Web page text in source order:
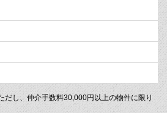
し、仲介手数料30,000円以上の物件に限り